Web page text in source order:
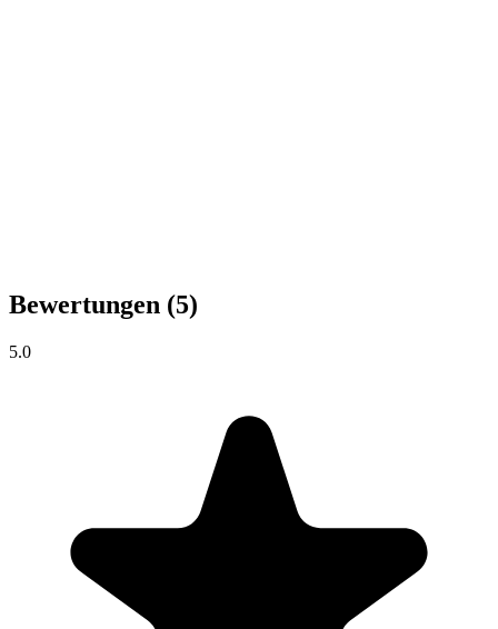
Bewertungen (5)
5.0